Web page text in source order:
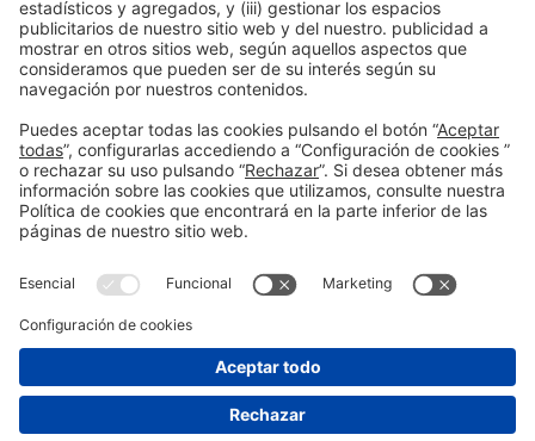
Facebook Twitter LinkedIn WhatsApp Email
Información generalAviso legal
#ALIMENTARIA2028
en las redes sociales